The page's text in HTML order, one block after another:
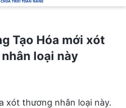
Tạo Hóa mới xót
loại này
xót thương nhân loại này.